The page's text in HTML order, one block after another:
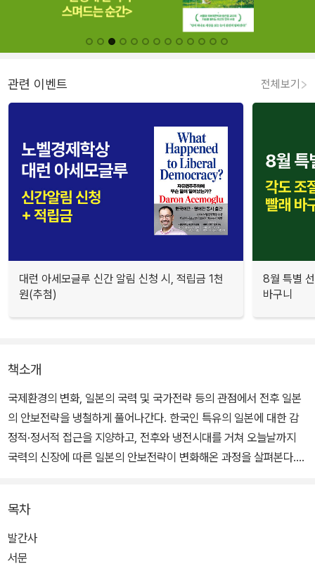
관련 이벤트 전체보기
대런 아세모글루 신간 알림 신청 시, 적립금 1천
원(추첨)
8월 특별
바구니
책소개
국제환경의 변화, 일본의 국력 및 국가전략 등의 관점에서 전후 일본
의 안보전략을 냉철하게 풀어나간다. 한국인 특유의 일본에 대한 감
정적·정서적 접근을 지양하고, 전후와 냉전시대를 거쳐 오늘날까지
국력의 신장에 따른 일본의 안보전략이 변화해온 과정을 살펴본다.
고 있다.
목차
발간사
서문